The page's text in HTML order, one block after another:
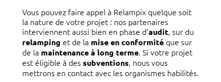
Vous pouvez faire appel à Relampix quelque soit
la nature de votre projet : nos partenaires
interviennent aussi bien en phase d’audit, sur du
relamping et de la mise en conformitéque sur
de la maintenance à long terme. Si votre projet
est éligible à dessubventions, nous vous
mettrons en contact avec les organismes habilités.